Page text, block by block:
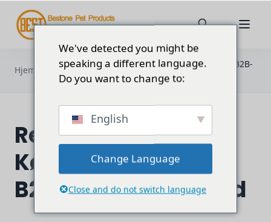
Hjem Blog
Refleks eller LED: Købsvejledning til B2B-
hundehalsbånd
Refleks eller LED:
Købsvejledning til
B2B-hundehalsbånd
We've detected you might be
speaking a different language.
Do you want to change to:
English
Change Language
Close and do not switch language